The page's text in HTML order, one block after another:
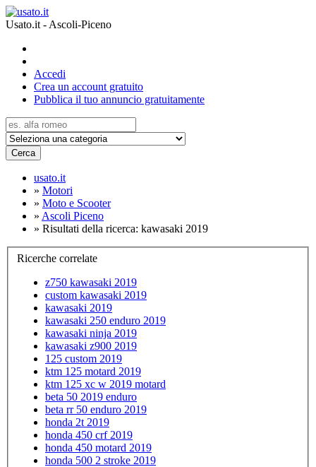
Usato.it - Ascoli-Piceno
Accedi
Crea un account gratuito
Pubblica il tuo annuncio gratuitamente
Cerca
usato.it
» Motori
» Moto e Scooter
» Ascoli Piceno
» Risultati della ricerca: kawasaki 2019
Ricerche correlate
z750 kawasaki 2019
custom kawasaki 2019
kawasaki 2019
kawasaki 250 enduro 2019
kawasaki ninja 2019
kawasaki z900 2019
125 custom 2019
ktm 125 motard 2019
ktm 125 xc w 2019 motard
beta 50 2019 enduro
beta rr 50 enduro 2019
honda 2t 2019
honda 450 crf 2019
honda 450 motard 2019
honda 500 2 stroke 2019